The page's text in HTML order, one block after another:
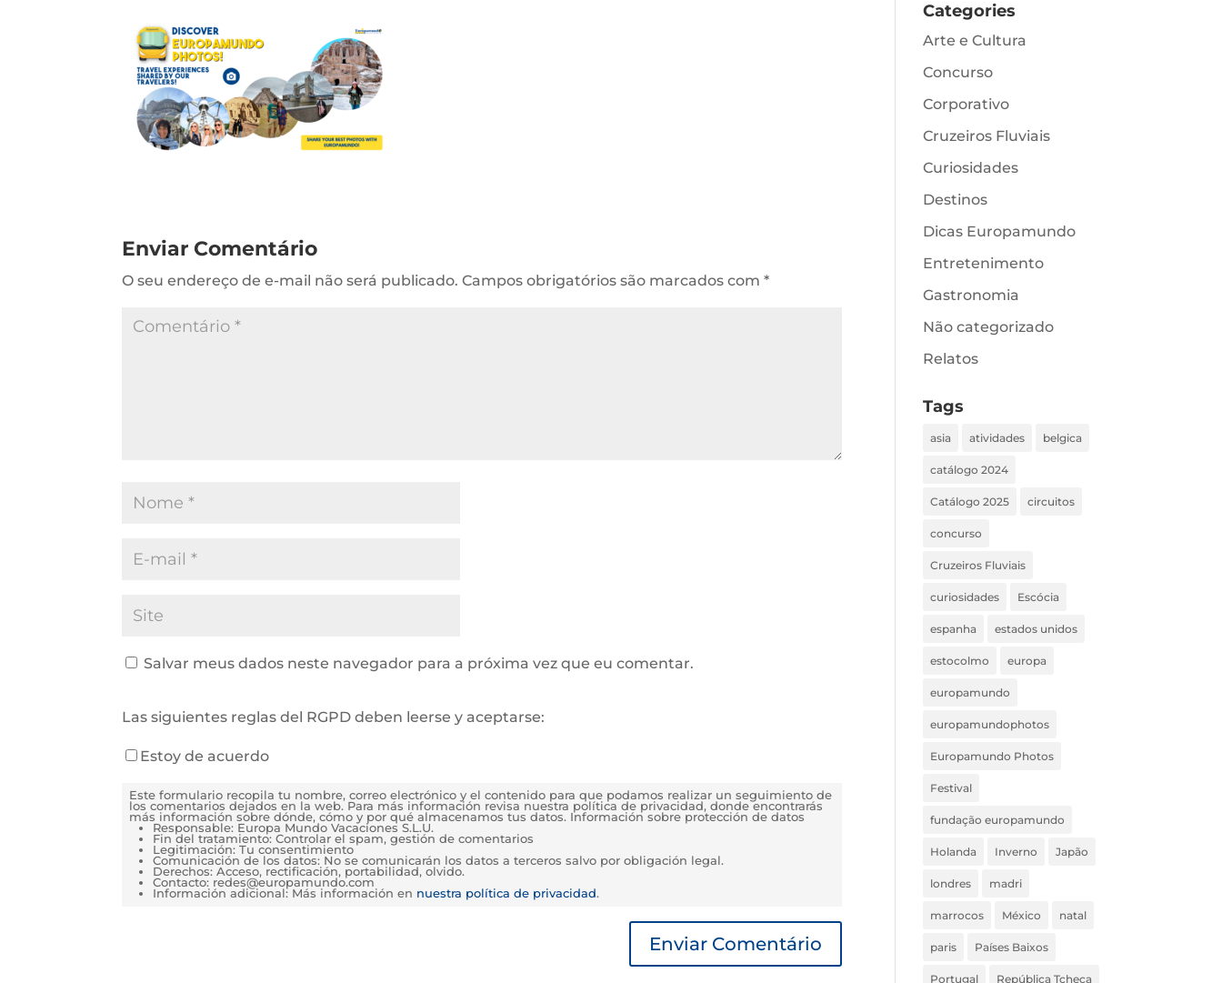
Enviar Comentário
O seu endereço de e-mail não será publicado. Campos obrigatórios são marcados com*
Salvar meus dados neste navegador para a próxima vez que eu comentar.
Las siguientes reglas del RGPD deben leerse y aceptarse:
Estoy de acuerdo
Este formulario recopila tu nombre, correo electrónico y el contenido para que podamos realizar un seguimiento de
los comentarios dejados en la web. Para más información revisa nuestra política de privacidad, donde encontrarás
más información sobre dónde, cómo y por qué almacenamos tus datos. Información sobre protección de datos
Responsable: Europa Mundo Vacaciones S.L.U.
Fin del tratamiento: Controlar el spam, gestión de comentarios
Legitimación: Tu consentimiento
Comunicación de los datos: No se comunicarán los datos a terceros salvo por obligación legal.
Derechos: Acceso, rectificación, portabilidad, olvido.
Contacto: redes@europamundo.com
Información adicional: Más información en nuestra política de privacidad.
Categories
Arte e Cultura
Concurso
Corporativo
Cruzeiros Fluviais
Curiosidades
Destinos
Dicas Europamundo
Entretenimento
Gastronomia
Não categorizado
Relatos
Tags
asia atividades belgica
catálogo 2024
Catálogo 2025 circuitos
concurso
Cruzeiros Fluviais
curiosidades Escócia
espanha estados unidos
estocolmo europa
europamundo
europamundophotos
Europamundo Photos
Festival
fundação europamundo
Holanda Inverno Japão
londres madri
marrocos México natal
paris Países Baixos
Portugal República Tcheca